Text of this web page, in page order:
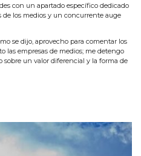
con un apartado específico dedicado
de los medios y un concurrente auge
se dijo, aprovecho para comentar los
las empresas de medios; me detengo
un valor diferencial y la forma de